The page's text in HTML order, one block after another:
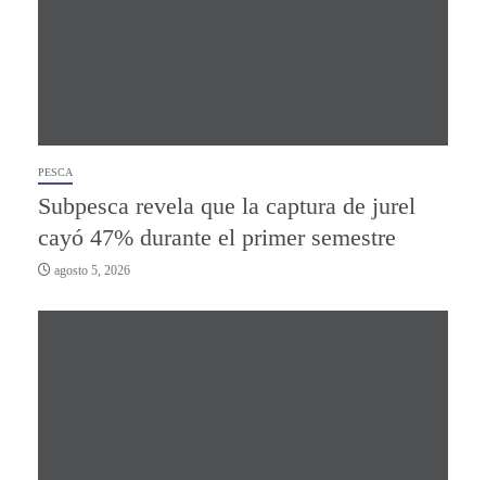
PESCA
Subpesca revela que la captura de jurel
cayó 47% durante el primer semestre
agosto 5, 2026